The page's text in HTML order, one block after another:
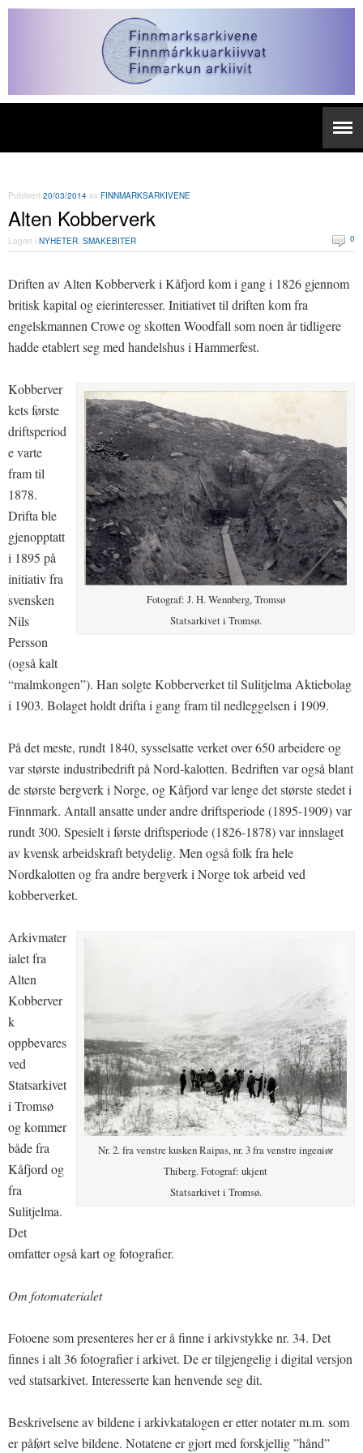
Publisert 20/03/2014 av FINNMARKSARKIVENE
Alten Kobberverk
Lagret i NYHETER, SMAKEBITER 0
Driften av Alten Kobberverk i Kåfjord kom i gang i 1826 gjennom
britisk kapital og eierinteresser. Initiativet til driften kom fra
engelskmannen Crowe og skotten Woodfall som noen år tidligere
hadde etablert seg med handelshus i Hammerfest.
Fotograf: J. H. Wennberg, Tromsø
Statsarkivet i Tromsø.
Kobberver
kets første
driftsperiod
e varte
fram til
1878.
Drifta ble
gjenopptatt
i 1895 på
initiativ fra
svensken
Nils
Persson
(også kalt
“malmkongen”). Han solgte Kobberverket til Sulitjelma Aktiebolag
i 1903. Bolaget holdt drifta i gang fram til nedleggelsen i 1909.
På det meste, rundt 1840, sysselsatte verket over 650 arbeidere og
var største industribedrift på Nord-kalotten. Bedriften var også blant
de største bergverk i Norge, og Kåfjord var lenge det største stedet i
Finnmark. Antall ansatte under andre driftsperiode (1895-1909) var
rundt 300. Spesielt i første driftsperiode (1826-1878) var innslaget
av kvensk arbeidskraft betydelig. Men også folk fra hele
Nordkalotten og fra andre bergverk i Norge tok arbeid ved
kobberverket.
Nr. 2. fra venstre kusken Raipas, nr. 3 fra venstre ingeniør
Thiberg. Fotograf: ukjent
Statsarkivet i Tromsø.
Arkivmater
ialet fra
Alten
Kobberver
k
oppbevares
ved
Statsarkivet
i Tromsø
og kommer
både fra
Kåfjord og
fra
Sulitjelma.
Det
omfatter også kart og fotografier.
Om fotomaterialet
Fotoene som presenteres her er å finne i arkivstykke nr. 34. Det
finnes i alt 36 fotografier i arkivet. De er tilgjengelig i digital versjon
ved statsarkivet. Interesserte kan henvende seg dit.
Beskrivelsene av bildene i arkivkatalogen er etter notater m.m. som
er påført selve bildene. Notatene er gjort med forskjellig ”hånd”